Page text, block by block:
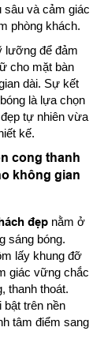
sâu và cảm giác
phòng khách.
lưỡng để đảm
cho mặt bàn
dài. Sự kết
là lựa chọn
tự nhiên vừa
kế.
cong thanh
không gian
đẹp nằm ở
sáng bóng.
lấy khung đỡ
giác vững chắc
thanh thoát.
bật trên nền
tâm điểm sang